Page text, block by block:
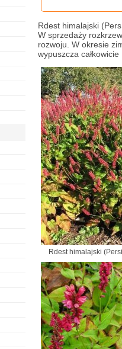
Rdest himalajski
W sprzedaży
rozwoju. W okresie
wypuszcza
Rdest himalajski